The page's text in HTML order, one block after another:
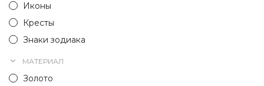
Иконы
Кресты
Знаки зодиака
МАТЕРИАЛ
Золото